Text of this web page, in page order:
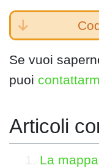
Se vuoi
puoi
Articoli
La